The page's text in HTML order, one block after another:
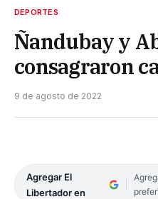
DEPORTES
Ñandubay y
consagraron
9 de agosto de 2022
Agregar El
Libertador en